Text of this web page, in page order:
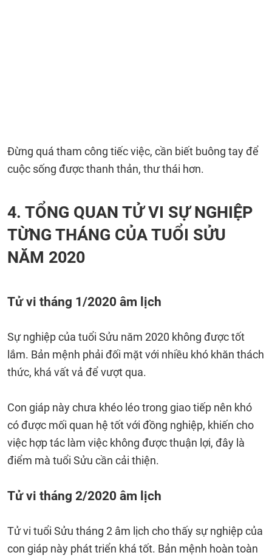
Đừng quá tham công tiếc việc, cần biết buông tay để
cuộc sống được thanh thản, thư thái hơn.
4. TỔNG QUAN TỬ VI SỰ NGHIỆP
TỪNG THÁNG CỦA TUỔI SỬU
NĂM 2020
Tử vi tháng 1/2020 âm lịch
Sự nghiệp của tuổi Sửu năm 2020 không được tốt
lắm. Bản mệnh phải đối mặt với nhiều khó khăn thách
thức, khá vất vả để vượt qua.
Con giáp này chưa khéo léo trong giao tiếp nên khó
có được mối quan hệ tốt với đồng nghiệp, khiến cho
việc hợp tác làm việc không được thuận lợi, đây là
điểm mà tuổi Sửu cần cải thiện.
Tử vi tháng 2/2020 âm lịch
Tử vi tuổi Sửu tháng 2 âm lịch cho thấy sự nghiệp của
con giáp này phát triển khá tốt. Bản mệnh hoàn toàn